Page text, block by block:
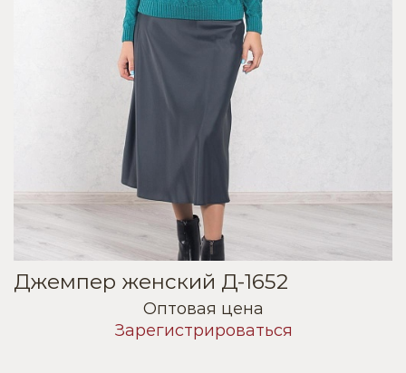
Джемпер женский Д-1652
Оптовая цена
Зарегистрироваться